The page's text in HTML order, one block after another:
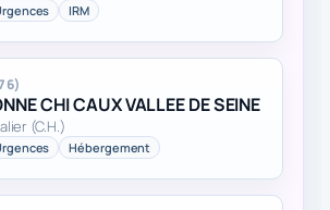
IRM
CHI CAUX VALLEE DE SEINE
(C.H.)
Hébergement